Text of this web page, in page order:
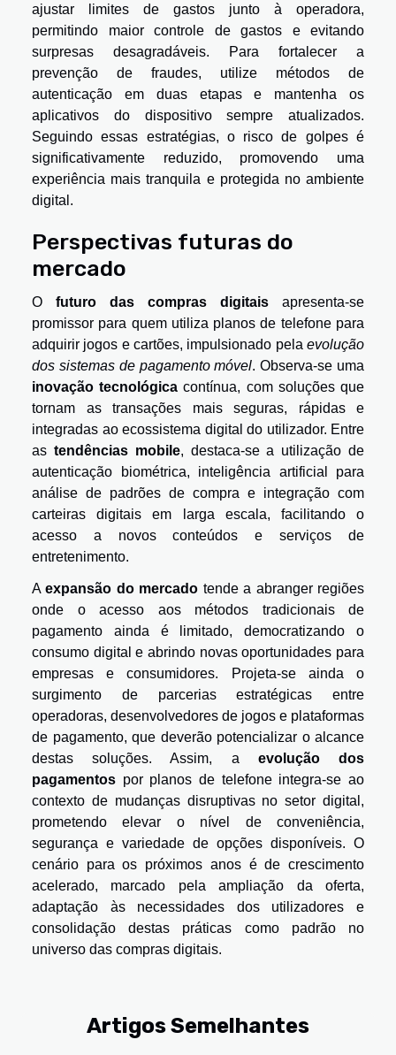
ajustar limites de gastos junto à operadora,
permitindo maior controle de gastos e evitando
surpresas desagradáveis. Para fortalecer a
prevenção de fraudes, utilize métodos de
autenticação em duas etapas e mantenha os
aplicativos do dispositivo sempre atualizados.
Seguindo essas estratégias, o risco de golpes é
significativamente reduzido, promovendo uma
experiência mais tranquila e protegida no ambiente
digital.
Perspectivas futuras do
mercado
O futuro das compras digitais apresenta-se
promissor para quem utiliza planos de telefone para
adquirir jogos e cartões, impulsionado pela evolução
dos sistemas de pagamento móvel. Observa-se uma
inovação tecnológica contínua, com soluções que
tornam as transações mais seguras, rápidas e
integradas ao ecossistema digital do utilizador. Entre
as tendências mobile, destaca-se a utilização de
autenticação biométrica, inteligência artificial para
análise de padrões de compra e integração com
carteiras digitais em larga escala, facilitando o
acesso a novos conteúdos e serviços de
entretenimento.
Aexpansão do mercado tende a abranger regiões
onde o acesso aos métodos tradicionais de
pagamento ainda é limitado, democratizando o
consumo digital e abrindo novas oportunidades para
empresas e consumidores. Projeta-se ainda o
surgimento de parcerias estratégicas entre
operadoras, desenvolvedores de jogos e plataformas
de pagamento, que deverão potencializar o alcance
destas soluções. Assim, a evolução dos
pagamentos por planos de telefone integra-se ao
contexto de mudanças disruptivas no setor digital,
prometendo elevar o nível de conveniência,
segurança e variedade de opções disponíveis. O
cenário para os próximos anos é de crescimento
acelerado, marcado pela ampliação da oferta,
adaptação às necessidades dos utilizadores e
consolidação destas práticas como padrão no
universo das compras digitais.
Artigos Semelhantes